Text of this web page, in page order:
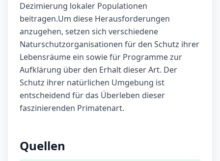
Dezimierung lokaler Populationen
beitragen.Um diese Herausforderungen
anzugehen, setzen sich verschiedene
Naturschutzorganisationen für den Schutz ihrer
Lebensräume ein sowie für Programme zur
Aufklärung über den Erhalt dieser Art. Der
Schutz ihrer natürlichen Umgebung ist
entscheidend für das Überleben dieser
faszinierenden Primatenart.
Quellen